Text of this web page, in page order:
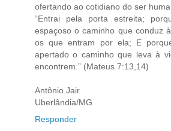
ofertando ao cotidiano do ser
“Entrai pela porta estreita;
espaçoso o caminho que conduz
os que entram por ela; E
apertado o caminho que leva à
encontrem.” (Mateus 7:13,14)
Antônio Jair
Uberlândia/MG
Responder